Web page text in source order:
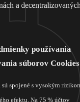
a
používania
súborov Cookies
spojené s vysokým
efektu. Na 75 % účtov